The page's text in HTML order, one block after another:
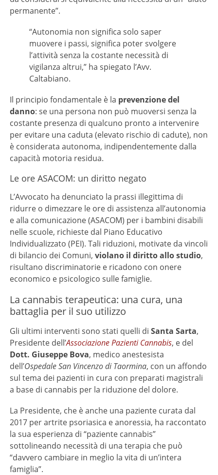
permanente”.
“Autonomia non significa solo saper
muovere i passi, significa poter svolgere
l’attività senza la costante necessità di
vigilanza altrui,” ha spiegato l’Avv.
Caltabiano.
Il principio fondamentale è la prevenzione del
danno: se una persona non può muoversi senza la
costante presenza di qualcuno pronto a intervenire
per evitare una caduta (elevato rischio di cadute), non
è considerata autonoma, indipendentemente dalla
capacità motoria residua.
Le ore ASACOM: un diritto negato
L’Avvocato ha denunciato la prassi illegittima di
ridurre o dimezzare le ore di assistenza all’autonomia
e alla comunicazione (ASACOM) per i bambini disabili
nelle scuole, richieste dal Piano Educativo
Individualizzato (PEI). Tali riduzioni, motivate da vincoli
di bilancio dei Comuni, violano il diritto allo studio,
risultano discriminatorie e ricadono con onere
economico e psicologico sulle famiglie.
La cannabis terapeutica: una cura, una
battaglia per il suo utilizzo
Gli ultimi interventi sono stati quelli di Santa Sarta,
Presidente dell’Associazione Pazienti Cannabis, e del
Dott. Giuseppe Bova, medico anestesista
dell’Ospedale San Vincenzo di Taormina, con un affondo
sul tema dei pazienti in cura con preparati magistrali
a base di cannabis per la riduzione del dolore.
La Presidente, che è anche una paziente curata dal
2017 per artrite psoriasica e anoressia, ha raccontato
la sua esperienza di “paziente cannabis”
sottolineando necessità di una terapia che può
“davvero cambiare in meglio la vita di un’intera
famiglia”.